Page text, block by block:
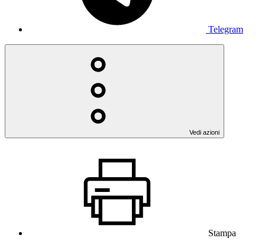
Telegram
Vedi azioni
Stampa